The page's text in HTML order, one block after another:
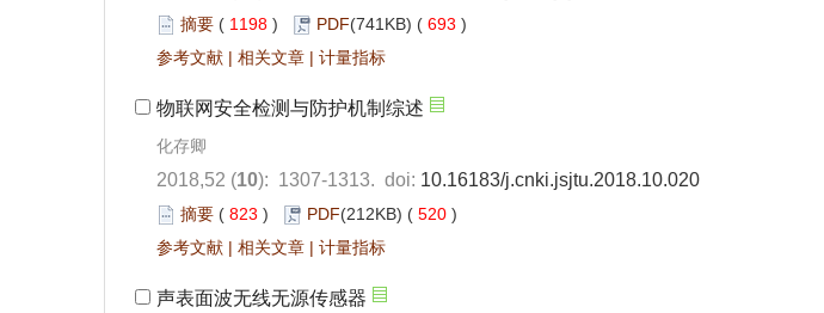
摘要 ( 1198 ) PDF(741KB) ( 693 )
参考文献 | 相关文章 | 计量指标
物联网安全检测与防护机制综述
化存卿
2018,52 (10): 1307-1313. doi: 10.16183/j.cnki.jsjtu.2018.10.020
摘要 ( 823 ) PDF(212KB) ( 520 )
参考文献 | 相关文章 | 计量指标
声表面波无线无源传感器